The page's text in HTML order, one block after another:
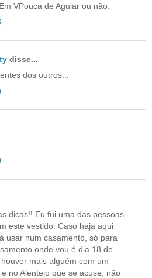
VPouca de Aguiar ou não.
disse...
dos outros...
dicas!! Eu fui uma das pessoas
este vestido. Caso haja aqui
usar num casamento, só para
onde vou é dia 18 de
mais alguém com um
no Alentejo que se acuse, não